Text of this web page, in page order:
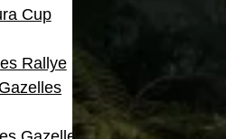
Cup
Rallye